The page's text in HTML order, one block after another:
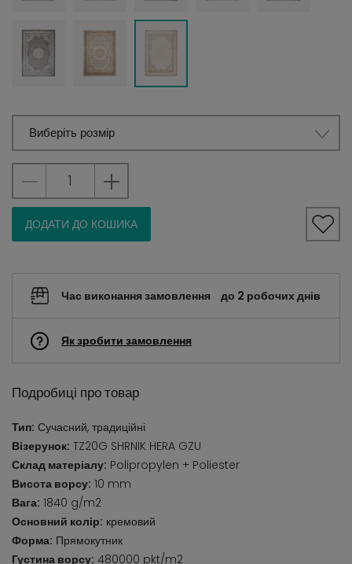
Виберіть розмір
ДОДАТИ ДО КОШИКА
Час виконання замовлення до 2 робочих днів
Як зробити замовлення
Подробиці про товар
Тип: Сучасний, традиційні
Візерунок: TZ20G SHRNIK HERA GZU
Склад матеріалу: Polipropylen + Poliester
Висота ворсу: 10 mm
Вага: 1840 g/m2
Основний колір: кремовий
Форма: Прямокутник
Густина ворсу: 480000 pkt/m2